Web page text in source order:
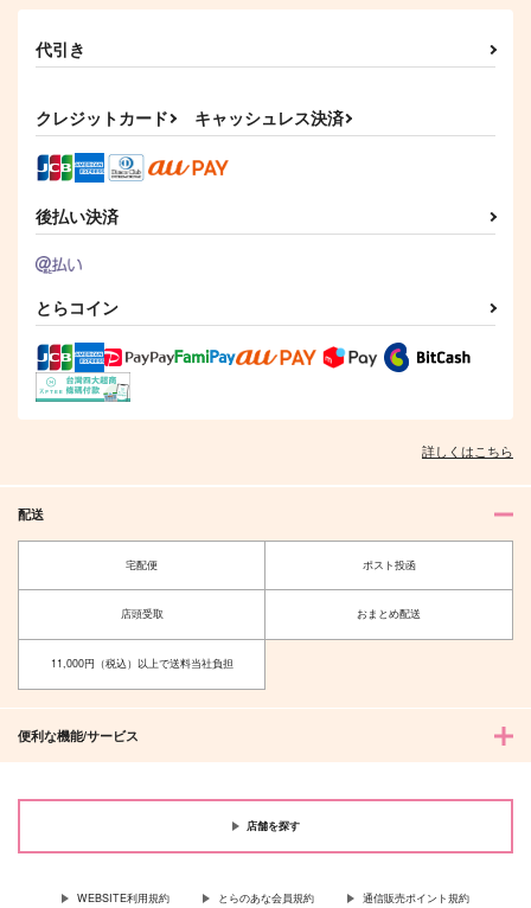
平野と鍵浦 7
そんなに言うなら抱いてやる ファミレス行こ。 下
オレはお前に推されたい!! 隠れ狼と流され子羊
夫を味方にする方法 5 甘くて熱くて息もできない 4
北山くんと南谷くん －お付き合い1 ふたりよがりなメルティチャーム 1
代引き
クレジットカード キャッシュレス決済
後払い決済
とらコイン
詳しくはこちら
配送
宅配便 ポスト投函
店頭受取 おまとめ配送
11,000円（税込）以上で送料当社負担
便利な機能/サービス
店舗を探す
WEBSITE利用規約 とらのあな会員規約 通信販売ポイント規約